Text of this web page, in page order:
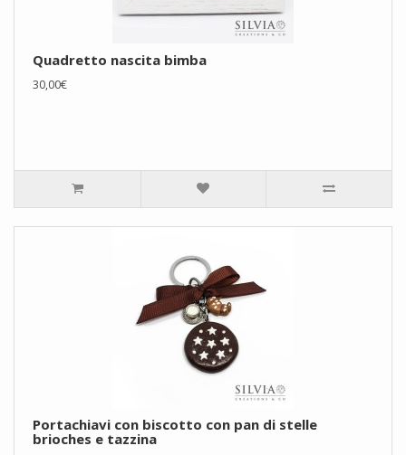
Quadretto nascita bimba
30,00€
Portachiavi con biscotto con pan di stelle
brioches e tazzina